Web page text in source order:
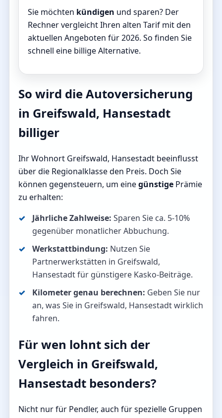
Sie möchten kündigen und sparen? Der
Rechner vergleicht Ihren alten Tarif mit den
aktuellen Angeboten für 2026. So finden Sie
schnell eine billige Alternative.
So wird die Autoversicherung
in Greifswald, Hansestadt
billiger
Ihr Wohnort Greifswald, Hansestadt beeinflusst
über die Regionalklasse den Preis. Doch Sie
können gegensteuern, um einegünstige Prämie
zu erhalten:
Jährliche Zahlweise: Sparen Sie ca. 5-10%
gegenüber monatlicher Abbuchung.
Werkstattbindung: Nutzen Sie
Partnerwerkstätten in Greifswald,
Hansestadt für günstigere Kasko-Beiträge.
Kilometer genau berechnen: Geben Sie nur
an, was Sie in Greifswald, Hansestadt wirklich
fahren.
Für wen lohnt sich der
Vergleich in Greifswald,
Hansestadt besonders?
Nicht nur für Pendler, auch für spezielle Gruppen